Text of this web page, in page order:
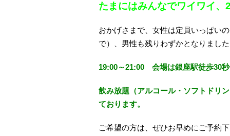
たまにはみんなでワイワイ
おかげさまで、女性は定員いっぱい
で）、男性も残りわずかとなりまし
19:00～21:00 会場は銀座駅徒歩30秒
飲み放題（アルコール・ソフトドリ
ております。
ご希望の方は、ぜひお早めにご予約